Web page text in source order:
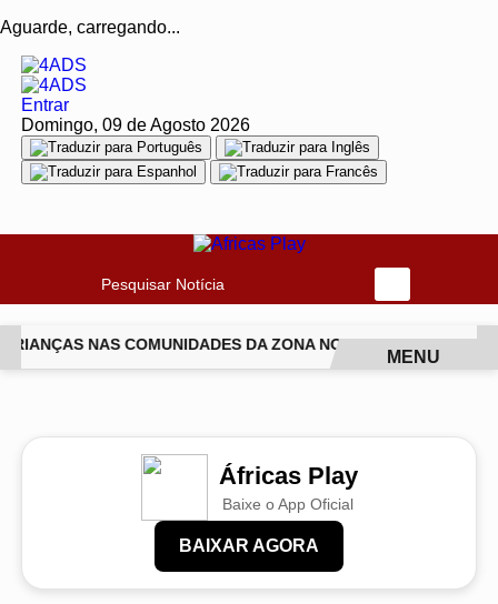
Aguarde, carregando...
Entrar
Domingo, 09 de Agosto 2026
Pesquisar Notícia
NAS COMUNIDADES DA ZONA NORTE DO RIO
MENU
Áfricas Play
Baixe o App Oficial
BAIXAR AGORA